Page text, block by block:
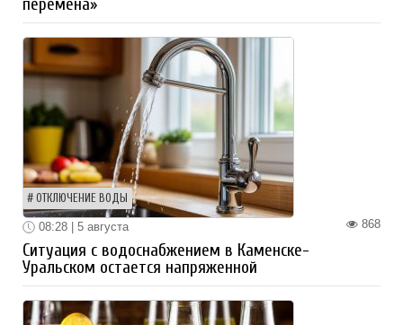
перемена»
ОТКЛЮЧЕНИЕ ВОДЫ
868
08:28 | 5 августа
Ситуация с водоснабжением в Каменске-
Уральском остается напряженной